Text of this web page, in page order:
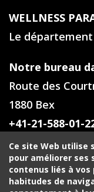
Ce site Web utilise
pour améliorer ses
contenus liés à
habitudes de
WELLNESS
Le département
Notre bureau
Route des
1880 Bex
+41-21-588-01-
Notre bureau
Rue du Golf 39